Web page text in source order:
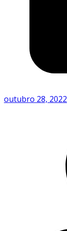
outubro 28, 2022